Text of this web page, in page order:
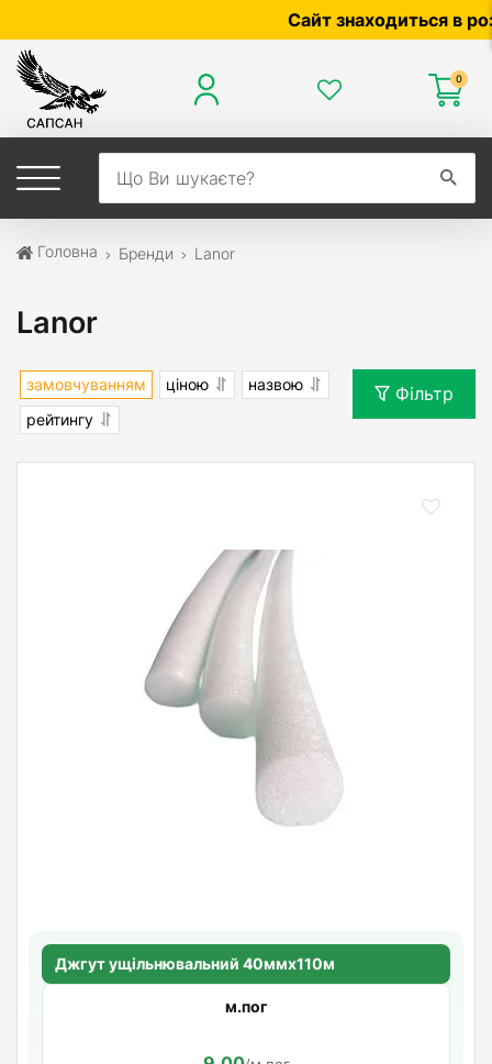
Сайт знаходиться в
0
Головна Бренди Lanor
Lanor
замовчуванням ціною
назвою
рейтингу
Фільтр
Джгут ущільнювальний 40ммх110м
м.пог